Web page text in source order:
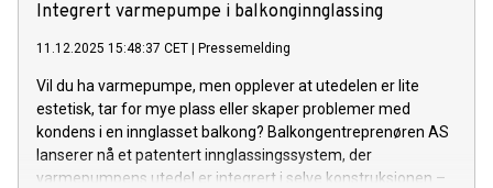
Integrert varmepumpe i balkonginnglassing
11.12.2025 15:48:37 CET Pressemelding
Vil du ha varmepumpe, men opplever at utedelen er lite
estetisk, tar for mye plass eller skaper problemer med
kondens i en innglasset balkong? Balkongentreprenøren AS
lanserer nå et patentert innglassingssystem, der
varmepumpens utedel er integrert i selve konstruksjonen –